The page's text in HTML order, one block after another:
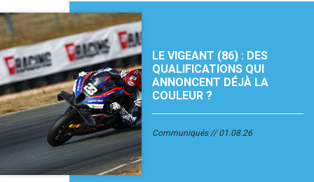
LE VIGEANT (86) : DES
QUALIFICATIONS QUI
ANNONCENT DÉJÀ LA
COULEUR ?
Communiqués 01.08.26